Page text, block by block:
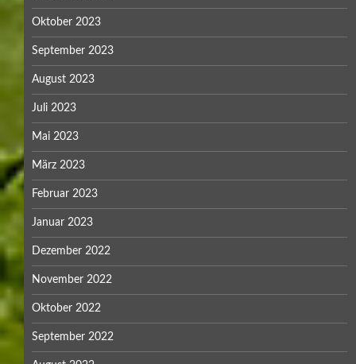
Oktober 2023
September 2023
August 2023
Juli 2023
Mai 2023
März 2023
Februar 2023
Januar 2023
Dezember 2022
November 2022
Oktober 2022
September 2022